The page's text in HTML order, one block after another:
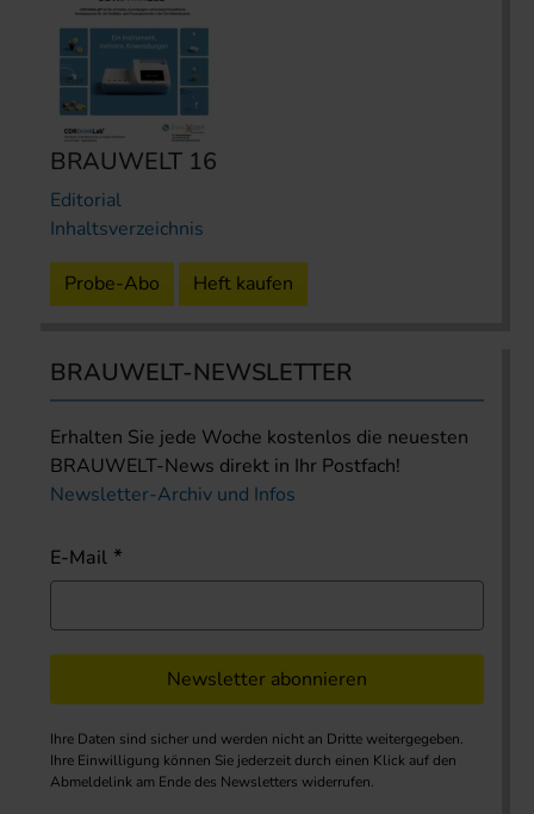
BRAUWELT 16
Editorial
Inhaltsverzeichnis
Probe-Abo Heft kaufen
BRAUWELT-NEWSLETTER
Erhalten Sie jede Woche kostenlos die neuesten
BRAUWELT-News direkt in Ihr Postfach!
Newsletter-Archiv und Infos
E-Mail
Newsletter abonnieren
Ihre Daten sind sicher und werden nicht an Dritte weitergegeben.
Ihre Einwilligung können Sie jederzeit durch einen Klick auf den
Abmeldelink am Ende des Newsletters widerrufen.